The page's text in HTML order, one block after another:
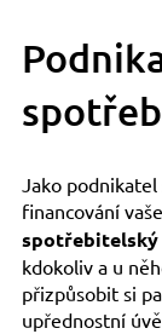
Jako
financování
spotřebitelský
kdokoliv a u
přizpůsobit si
upřednostní